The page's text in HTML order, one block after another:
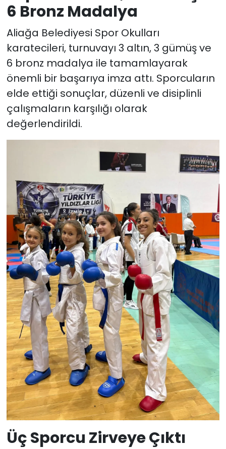
6 Bronz Madalya
Aliağa Belediyesi Spor Okulları
karatecileri, turnuvayı 3 altın, 3 gümüş ve
6 bronz madalya ile tamamlayarak
önemli bir başarıya imza attı. Sporcuların
elde ettiği sonuçlar, düzenli ve disiplinli
çalışmaların karşılığı olarak
değerlendirildi.
Üç Sporcu Zirveye Çıktı